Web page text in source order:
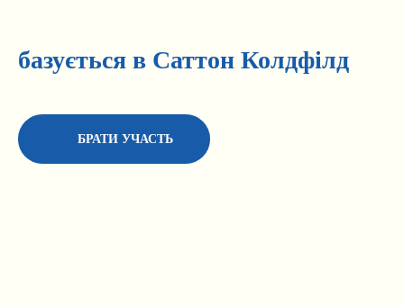
базується в Саттон Колдфілд
БРАТИ УЧАСТЬ